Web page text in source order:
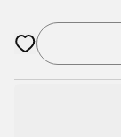
Åbner en Modal